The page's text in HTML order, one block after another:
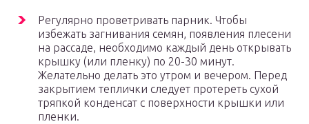
Регулярно проветривать парник. Чтобы
избежать загнивания семян, появления плесени
на рассаде, необходимо каждый день открывать
крышку (или пленку) по 20-30 минут.
Желательно делать это утром и вечером. Перед
закрытием теплички следует протереть сухой
тряпкой конденсат с поверхности крышки или
пленки.